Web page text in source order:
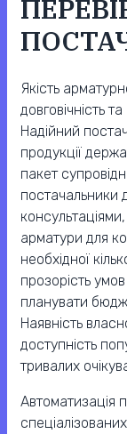
Якість
довговічність
Надійний
продукції
пакет
постачальники
арматури для
необхідної
прозорість
планувати
Наявність
доступність
тривалих
Автоматизація